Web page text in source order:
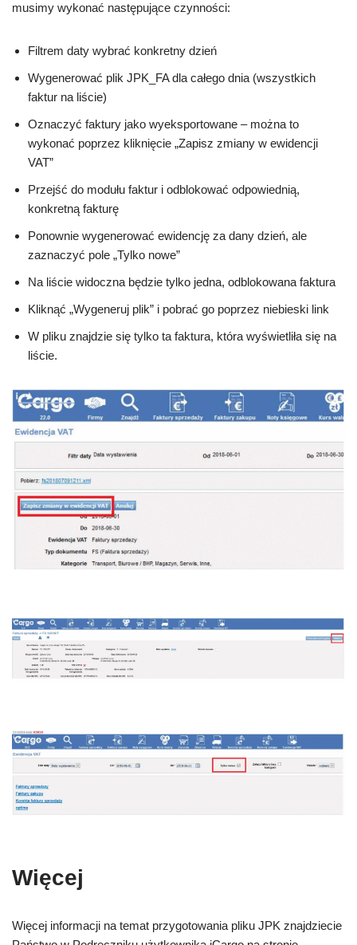
musimy wykonać następujące czynności:
Filtrem daty wybrać konkretny dzień
Wygenerować plik JPK_FA dla całego dnia (wszystkich
faktur na liście)
Oznaczyć faktury jako wyeksportowane – można to
wykonać poprzez kliknięcie „Zapisz zmiany w ewidencji
VAT”
Przejść do modułu faktur i odblokować odpowiednią,
konkretną fakturę
Ponownie wygenerować ewidencję za dany dzień, ale
zaznaczyć pole „Tylko nowe”
Na liście widoczna będzie tylko jedna, odblokowana faktura
Kliknąć „Wygeneruj plik” i pobrać go poprzez niebieski link
W pliku znajdzie się tylko ta faktura, która wyświetliła się na
liście.
Więcej
Więcej informacji na temat przygotowania pliku JPK znajdziecie